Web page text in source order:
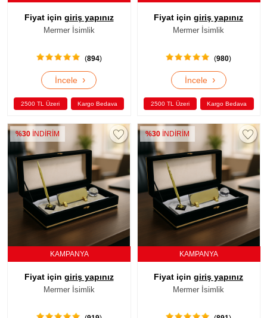
Fiyat için giriş yapınız
Mermer İsimlik
(894)
İncele ›
2500 TL Üzeri Kargo Bedava
Fiyat için giriş yapınız
Mermer İsimlik
(980)
İncele ›
2500 TL Üzeri Kargo Bedava
%30 İNDİRİM
KAMPANYA
Fiyat için giriş yapınız
Mermer İsimlik
%30İNDİRİM
KAMPANYA
Fiyat için giriş yapınız
Mermer İsimlik